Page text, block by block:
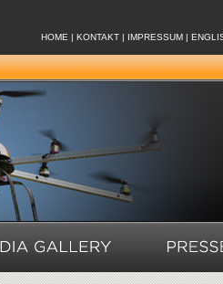
HOME | KONTAKT | IMPRESSUM |